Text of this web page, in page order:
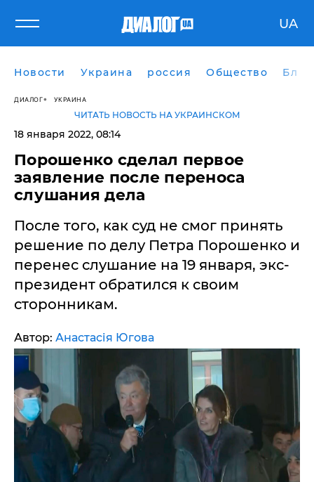
UA
Новости Украина россия Общество
ДИАЛОГ УКРАИНА
ЧИТАТЬ НОВОСТЬ НА УКРАИНСКОМ
18 января 2022, 08:14
Порошенко сделал первое
заявление после переноса
слушания дела
После того, как суд не смог принять
решение по делу Петра Порошенко и
перенес слушание на 19 января, экс-
президент обратился к своим
сторонникам.
Автор: Анастасія Югова